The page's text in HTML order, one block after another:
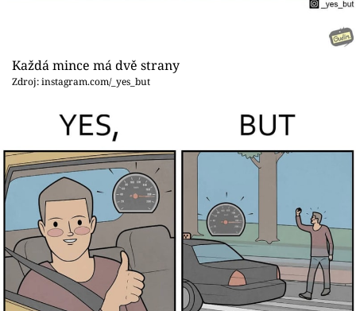
Sledujte prima+
Přihlášení
Sledujte nás
Každá mince má dvě strany
Zdroj: instagram.com/_yes_but